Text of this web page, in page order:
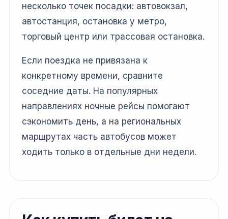
несколько точек посадки: автовокзал,
автостанция, остановка у метро,
торговый центр или трассовая остановка.
Если поездка не привязана к
конкретному времени, сравните
соседние даты. На популярных
направлениях ночные рейсы помогают
сэкономить день, а на региональных
маршрутах часть автобусов может
ходить только в отдельные дни недели.